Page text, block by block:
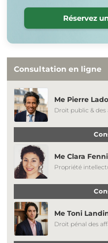
Réservez
Consultation en ligne
Me Pierre
Droit public & des
Me Clara
Propriété
Me Toni
Droit pénal des